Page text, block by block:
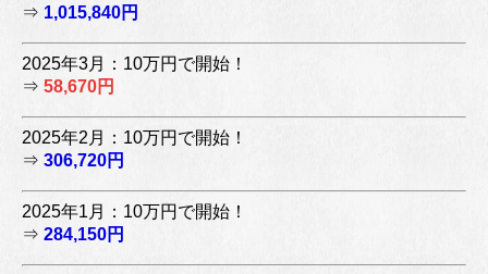
⇒ 1,015,840円
2025年3月：10万円で開始！
⇒ 58,670円
2025年2月：10万円で開始！
⇒ 306,720円
2025年1月：10万円で開始！
⇒ 284,150円